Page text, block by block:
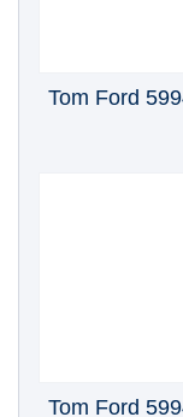
Tom Ford
Tom Ford